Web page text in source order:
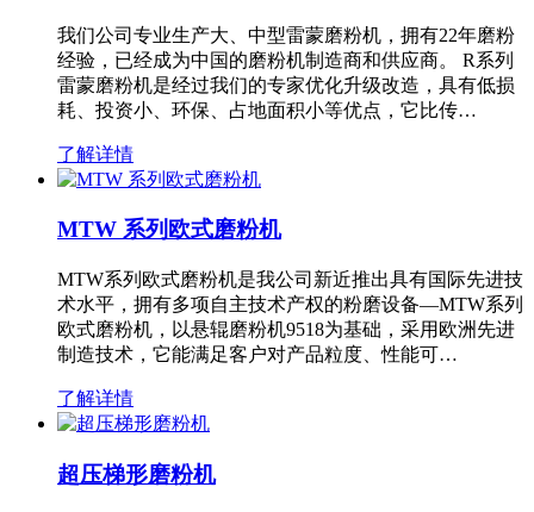
我们公司专业生产大、中型雷蒙磨粉机，拥有22年磨粉
经验，已经成为中国的磨粉机制造商和供应商。 R系列
雷蒙磨粉机是经过我们的专家优化升级改造，具有低损
耗、投资小、环保、占地面积小等优点，它比传…
了解详情
MTW 系列欧式磨粉机
MTW系列欧式磨粉机是我公司新近推出具有国际先进技
术水平，拥有多项自主技术产权的粉磨设备—MTW系列
欧式磨粉机，以悬辊磨粉机9518为基础，采用欧洲先进
制造技术，它能满足客户对产品粒度、性能可…
了解详情
超压梯形磨粉机